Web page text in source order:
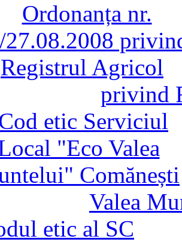
privind
Valea